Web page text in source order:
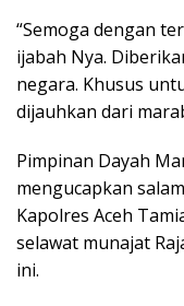
“Semoga dengan
ijabah Nya.
negara. Khusus
dijauhkan dari
Pimpinan Dayah
mengucapkan
Kapolres Aceh
selawat munajat
ini.